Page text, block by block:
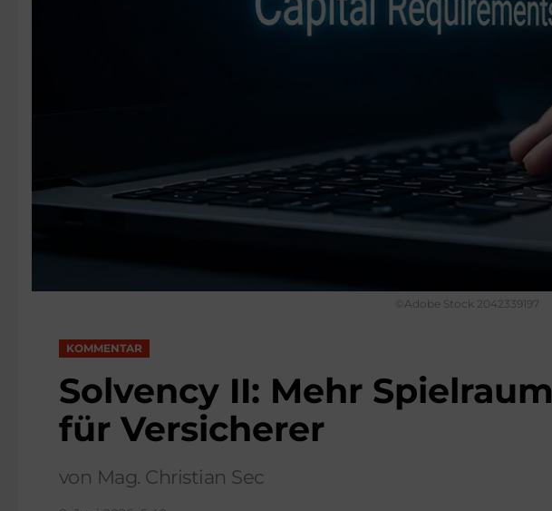
©Adobe Stock 2042339197
KOMMENTAR
Solvency II: Mehr Spielraum
für Versicherer
von Mag. Christian Sec